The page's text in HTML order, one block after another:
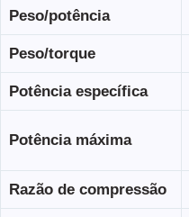
Peso/potência
Peso/torque
Potência específica
Potência máxima
Razão de compressão